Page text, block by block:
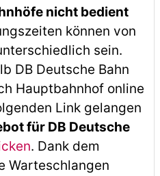
nicht bedient
können von
sein.
DB Deutsche Bahn
Hauptbahnhof online
Link gelangen
für DB Deutsche
. Dank dem
Warteschlangen